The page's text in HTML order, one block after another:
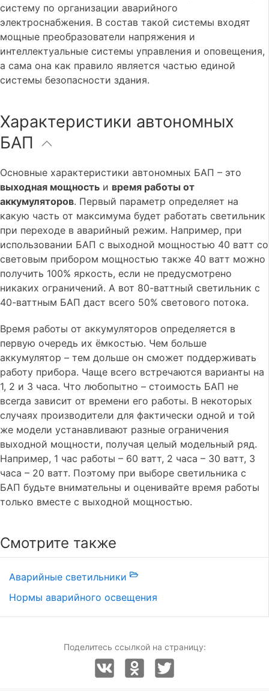
систему по организации аварийного
электроснабжения. В состав такой системы входят
мощные преобразователи напряжения и
интеллектуальные системы управления и оповещения,
а сама она как правило является частью единой
системы безопасности здания.
Характеристики автономных
БАП
Основные характеристики автономных БАП – это
выходная мощность и время работы от
аккумуляторов. Первый параметр определяет на
какую часть от максимума будет работать светильник
при переходе в аварийный режим. Например, при
использовании БАП с выходной мощностью 40 ватт со
световым прибором мощностью также 40 ватт можно
получить 100% яркость, если не предусмотрено
никаких ограничений. А вот 80-ваттный светильник с
40-ваттным БАП даст всего 50% светового потока.
Время работы от аккумуляторов определяется в
первую очередь их ёмкостью. Чем больше
аккумулятор – тем дольше он сможет поддерживать
работу прибора. Чаще всего встречаются варианты на
1, 2 и 3 часа. Что любопытно – стоимость БАП не
всегда зависит от времени его работы. В некоторых
случаях производители для фактически одной и той
же модели устанавливают разные ограничения
выходной мощности, получая целый модельный ряд.
Например, 1 час работы – 60 ватт, 2 часа – 30 ватт, 3
часа – 20 ватт. Поэтому при выборе светильника с
БАП будьте внимательны и оценивайте время работы
только вместе с выходной мощностью.
Смотрите также
Аварийные светильники
Нормы аварийного освещения
Поделитесь ссылкой на страницу: